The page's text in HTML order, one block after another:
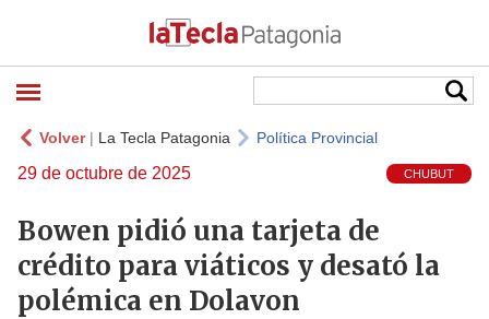
Volver| La Tecla Patagonia Política Provincial
29 de octubre de 2025 CHUBUT
Bowen pidió una tarjeta de
crédito para viáticos y desató la
polémica en Dolavon